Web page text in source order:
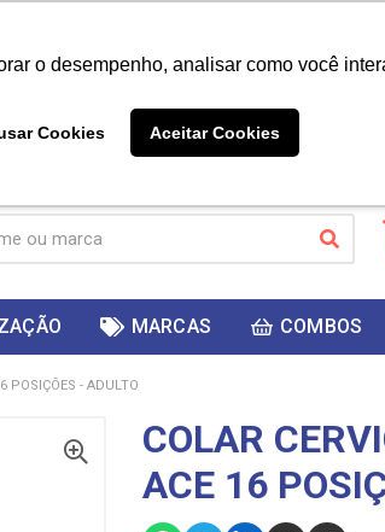
o desempenho, analisar como você
Cookies Aceitar Cookies
MARCAS COMBOS
POSIÇÕES - ADULTO
COLAR
ACE 16